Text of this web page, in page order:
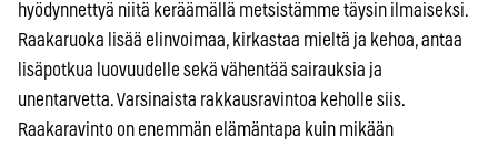
hyödynnettyä niitä keräämällä metsistämme täysin ilmaiseksi.
Raakaruoka lisää elinvoimaa, kirkastaa mieltä ja kehoa, antaa
lisäpotkua luovuudelle sekä vähentää sairauksia ja
unentarvetta. Varsinaista rakkausravintoa keholle siis.
Raakaravinto on enemmän elämäntapa kuin mikään